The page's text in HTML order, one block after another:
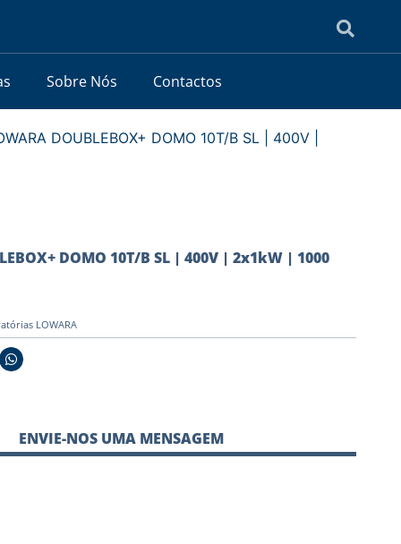
Sobre Nós Contactos
DOUBLEBOX+ DOMO 10T/B SL | 400V |
DOMO 10T/B SL | 400V | 2x1kW | 1000
LOWARA
ENVIE-NOS UMA MENSAGEM